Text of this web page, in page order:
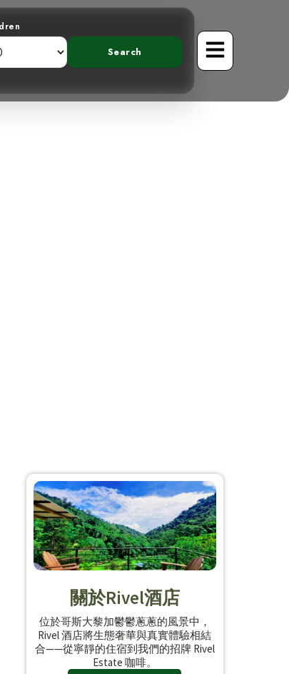
關於Rivel酒店
位於哥斯大黎加鬱鬱蔥蔥的風景中，
Rivel 酒店將生態奢華與真實體驗相結
合——從寧靜的住宿到我們的招牌 Rivel
Estate 咖啡。